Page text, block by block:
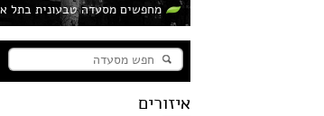
מחפשים מסעדה טבעונית בתל
איזורים